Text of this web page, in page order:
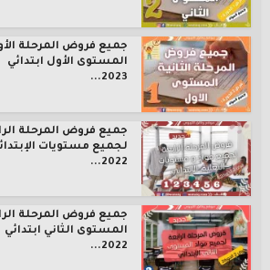
جميع فروض المرحلة
المستوى الأول ابتدائي
2023...
جميع فروض المرحلة
لجميع مستويات
2022...
جميع فروض المرحلة
المستوى الثاني ابتدائي
2022...